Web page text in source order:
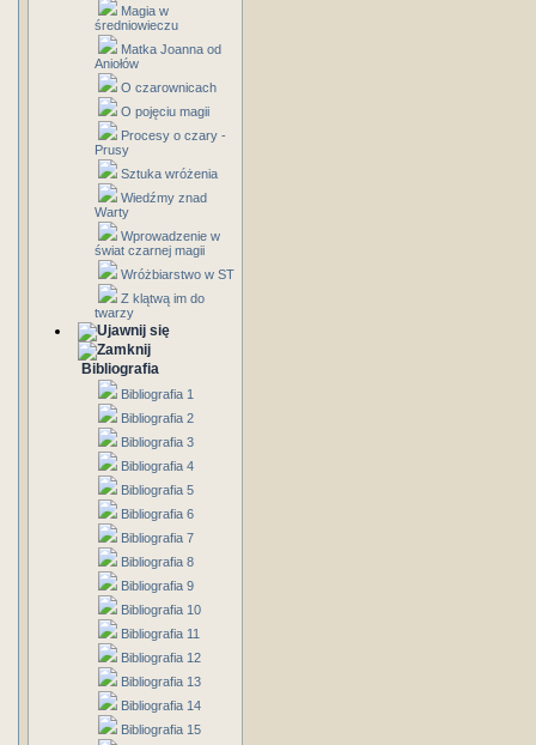
Magia w
średniowieczu
Matka Joanna od
Aniołów
O czarownicach
O pojęciu magii
Procesy o czary -
Prusy
Sztuka wróżenia
Wiedźmy znad
Warty
Wprowadzenie w
świat czarnej magii
Wróżbiarstwo w ST
Z klątwą im do
twarzy
Bibliografia
Bibliografia 1
Bibliografia 2
Bibliografia 3
Bibliografia 4
Bibliografia 5
Bibliografia 6
Bibliografia 7
Bibliografia 8
Bibliografia 9
Bibliografia 10
Bibliografia 11
Bibliografia 12
Bibliografia 13
Bibliografia 14
Bibliografia 15